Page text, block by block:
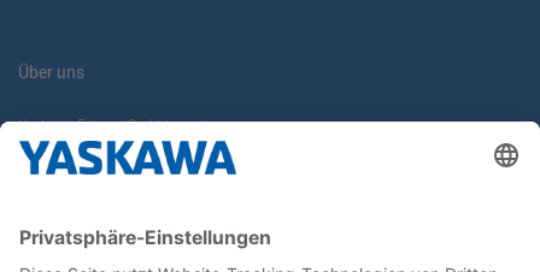
Über uns
Yaskawa Europe GmbH
Karriere
Newsletter